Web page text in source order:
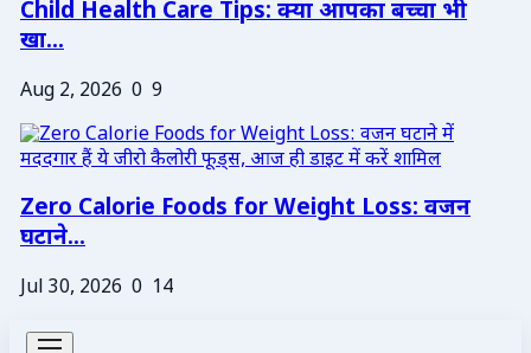
Child Health Care Tips: क्या आपका बच्चा भी
खा...
Aug 2, 2026 0 9
Zero Calorie Foods for Weight Loss: वजन
घटाने...
Jul 30, 2026 0 14